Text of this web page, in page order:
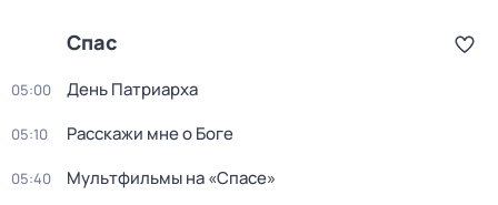
Спас
05:00 День Патриарха
05:10 Расскажи мне о Боге
05:40 Мультфильмы на «Спасе»